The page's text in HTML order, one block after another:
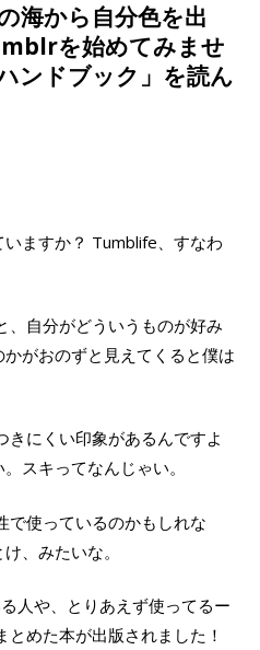
海から自分色を出
を始めてみませ
ンドブック」を読ん
ますか？ Tumblife、すなわ
自分がどういうものが好み
がおのずと見えてくると僕は
にくい印象があるんですよ
スキってなんじゃい。
で使っているのかもしれな
、みたいな。
人や、とりあえず使ってるー
めた本が出版されました！